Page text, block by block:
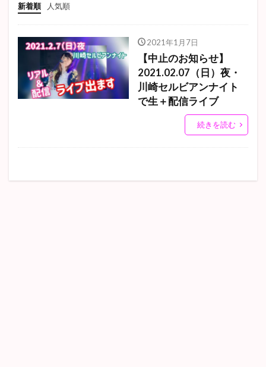
新着順 人気順
2021年1月7日
【中止のお知らせ】
2021.02.07（日）夜・
川崎セルビアンナイト
で生＋配信ライブ
続きを読む